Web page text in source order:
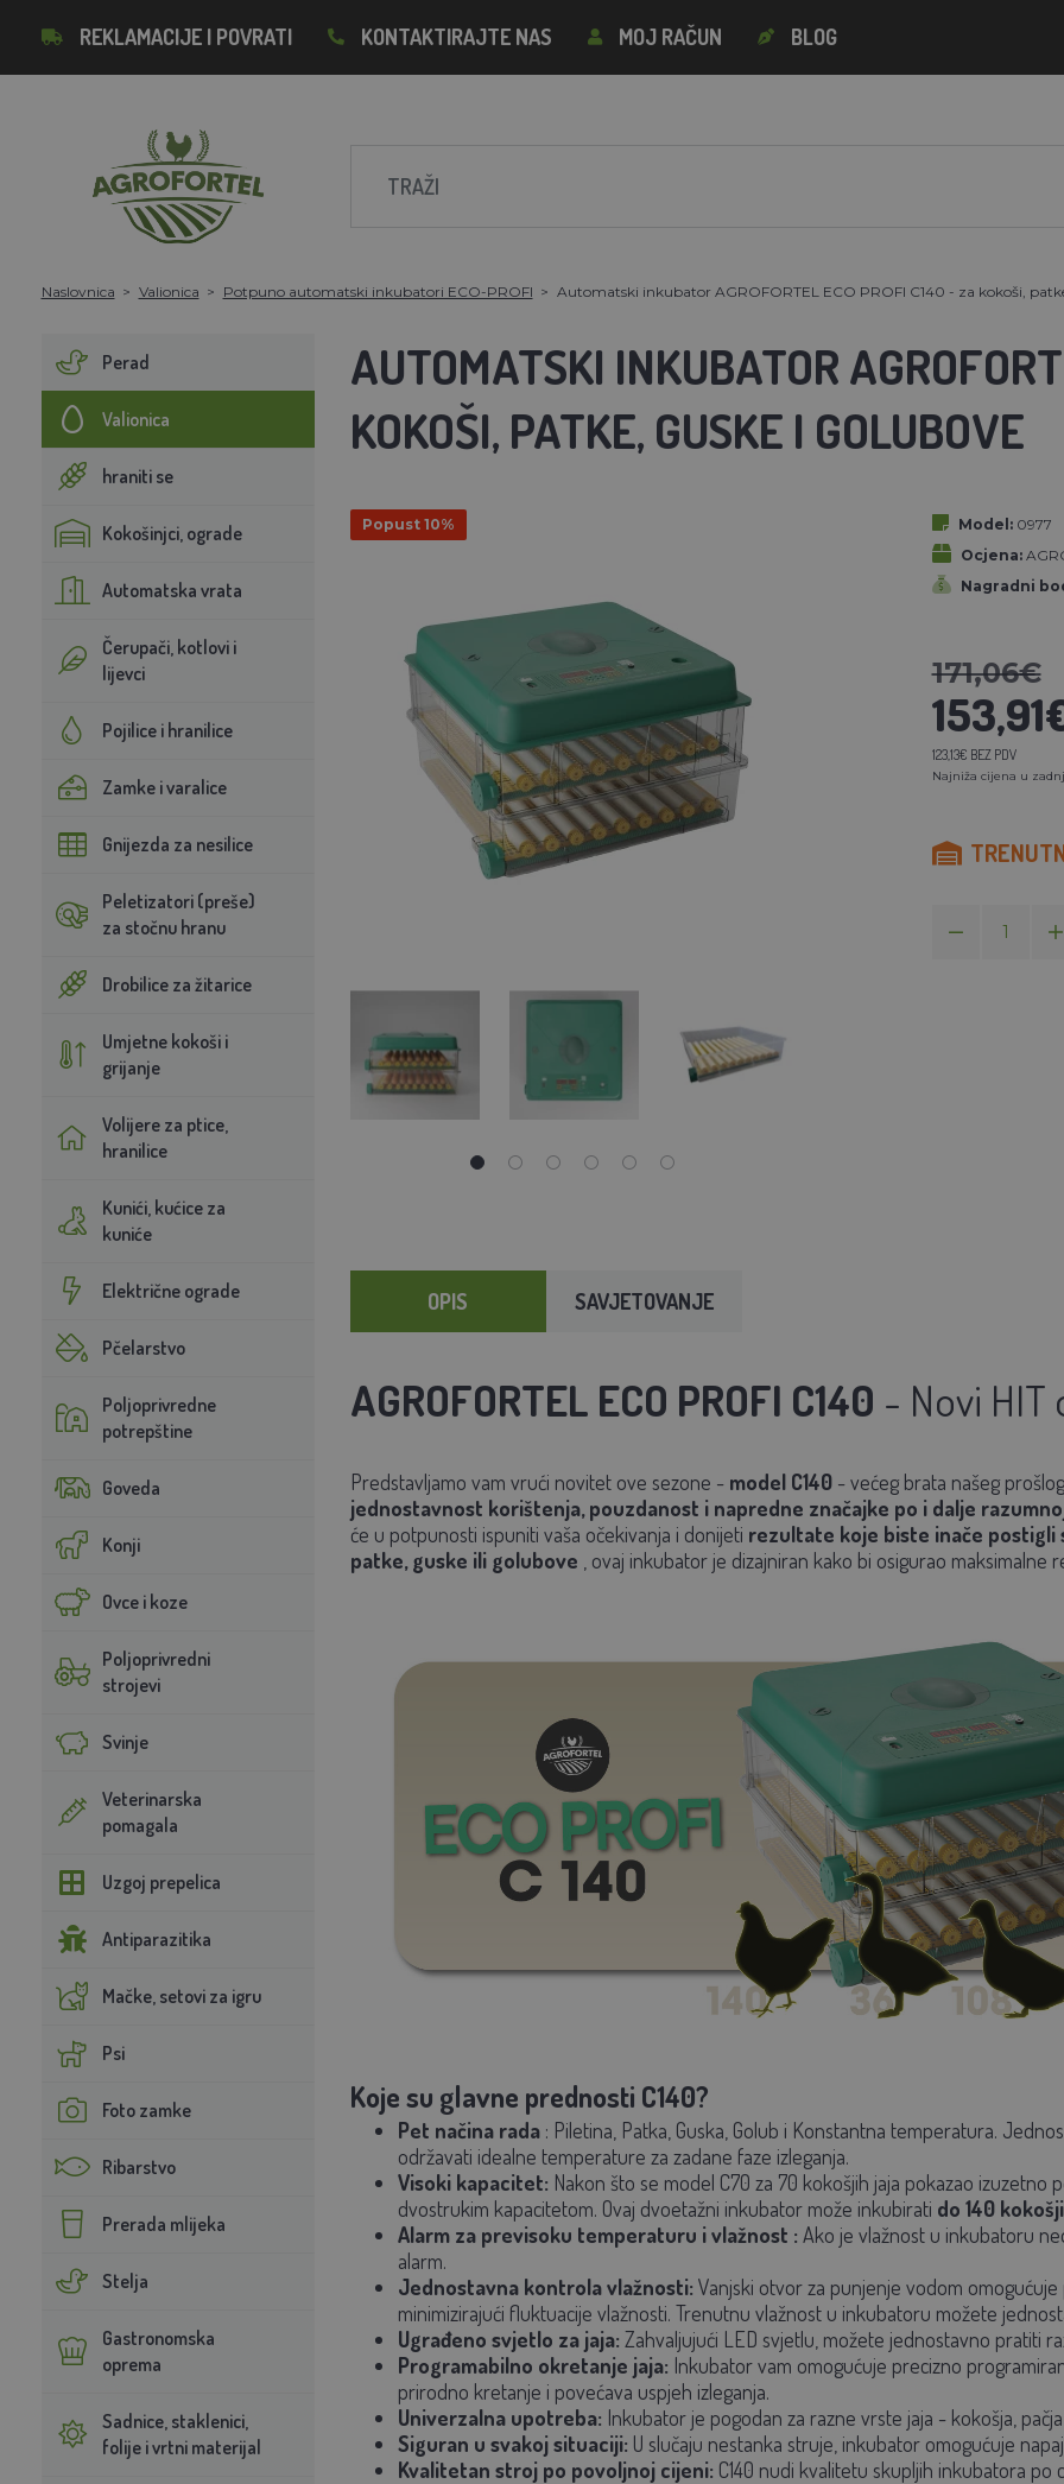
REKLAMACIJE I POVRATI KONTAKTIRAJTE NAS MOJ RAČUN BLOG
Naslovnica Valionica Potpuno automatski inkubatori ECO-PROFI Automatski inkubator AGROFORTEL ECO PROFI C140 - za kokoši,
Perad
Valionica
hraniti se
Kokošinjci, ograde
Automatska vrata
Čerupači, kotlovi i
lijevci
Pojilice i hranilice
Zamke i varalice
Gnijezda za nesilice
Peletizatori (preše)
za stočnu hranu
Drobilice za žitarice
Umjetne kokoši i
grijanje
Volijere za ptice,
hranilice
Kunići, kućice za
kuniće
Električne ograde
Pčelarstvo
Poljoprivredne
potrepštine
Goveda
Konji
Ovce i koze
Poljoprivredni
strojevi
Svinje
Veterinarska
pomagala
Uzgoj prepelica
Antiparazitika
Mačke, setovi za igru
Psi
Foto zamke
Ribarstvo
Prerada mlijeka
Stelja
Gastronomska
oprema
Sadnice, staklenici,
folije i vrtni materijal
AUTOMATSKI INKUBATOR
KOKOŠI, PATKE, GUSKE I GOLUBOVE
Popust 10% Model: 0977
Ocjena:
Nagradni
171,06€
123,13€ BEZ PDV
Najniža cijena u
OPIS SAVJETOVANJE
AGROFORTEL ECO PROFI C140 - Novi HIT
Predstavljamo vam vrući novitet ove sezone - model C140- većeg brata našeg
jednostavnost korištenja, pouzdanost i napredne značajke po i dalje
će u potpunosti ispuniti vaša očekivanja i donijeti rezultate koje biste inače postigli
patke, guske ili golubove , ovaj inkubator je dizajniran kako bi osigurao maksimalne
Koje su glavne prednosti C140?
Pet načina rada: Piletina, Patka, Guska, Golub i Konstantna temperatura.
održavati idealne temperature za zadane faze izleganja.
Visoki kapacitet: Nakon što se model C70 za 70 kokošjih jaja pokazao
dvostrukim kapacitetom. Ovaj dvoetažni inkubator može inkubirati do 140
Alarm za previsoku temperaturu i vlažnost : Ako je vlažnost u inkubatoru
alarm.
Jednostavna kontrola vlažnosti: Vanjski otvor za punjenje vodom
minimizirajući fluktuacije vlažnosti. Trenutnu vlažnost u inkubatoru možete
Ugrađeno svjetlo za jaja: Zahvaljujući LED svjetlu, možete jednostavno pratiti
Programabilno okretanje jaja: Inkubator vam omogućuje precizno
prirodno kretanje i povećava uspjeh izleganja.
Univerzalna upotreba: Inkubator je pogodan za razne vrste jaja - kokošja,
Siguran u svakoj situaciji: U slučaju nestanka struje, inkubator omogućuje
Kvalitetan stroj po povoljnoj cijeni: C140 nudi kvalitetu skupljih inkubatora po